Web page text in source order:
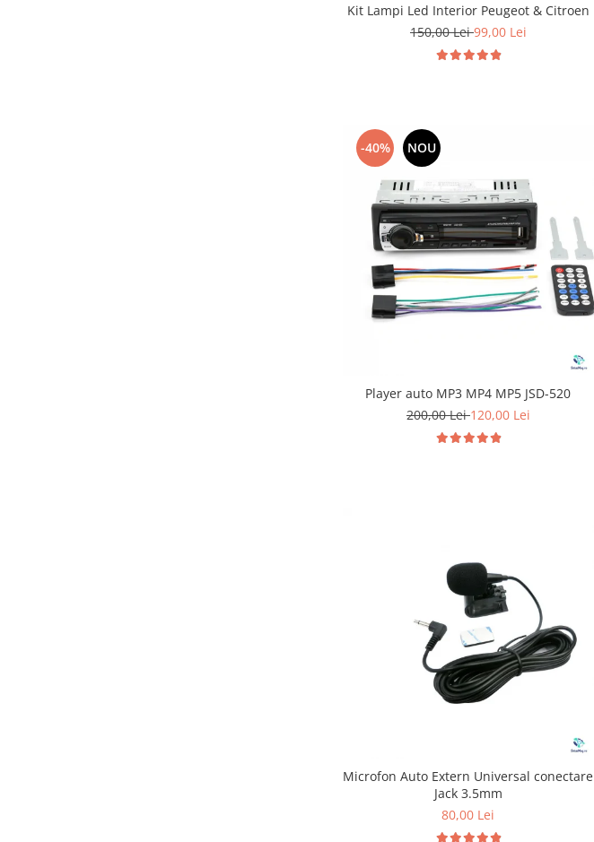
Kit Lampi Led Interior Peugeot & Citroen
150,00 Lei99,00 Lei
-40% NOU
Player auto MP3 MP4 MP5 JSD-520
200,00 Lei120,00 Lei
Microfon Auto Extern Universal conectare
Jack 3.5mm
80,00 Lei